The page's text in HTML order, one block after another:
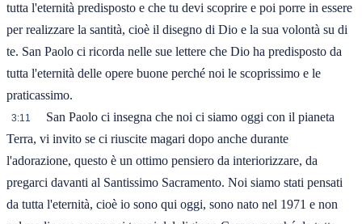
tutta l'eternità predisposto e che tu devi scoprire e poi porre in essere
per realizzare la santità, cioè il disegno di Dio e la sua volontà su di
te. San Paolo ci ricorda nelle sue lettere che Dio ha predisposto da
tutta l'eternità delle opere buone perché noi le scoprissimo e le
praticassimo.
3:11
San Paolo ci insegna che noi ci siamo oggi con il pianeta
Terra, vi invito se ci riuscite magari dopo anche durante
l'adorazione, questo è un ottimo pensiero da interiorizzare, da
pregarci davanti al Santissimo Sacramento. Noi siamo stati pensati
da tutta l'eternità, cioè io sono qui oggi, sono nato nel 1971 e non